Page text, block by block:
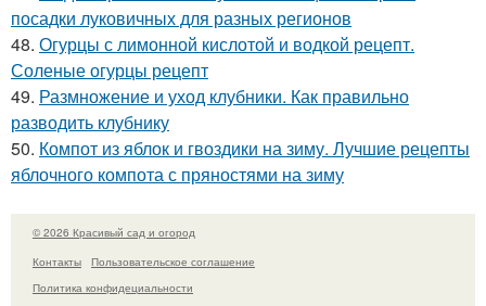
посадки луковичных для разных регионов
48. Огурцы с лимонной кислотой и водкой рецепт.
Соленые огурцы рецепт
49. Размножение и уход клубники. Как правильно
разводить клубнику
50. Компот из яблок и гвоздики на зиму. Лучшие рецепты
яблочного компота с пряностями на зиму
© 2026 Красивый сад и огород
Контакты
Пользовательское соглашение
Политика конфидециальности